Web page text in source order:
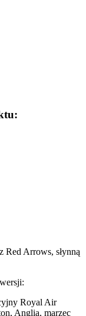
Arrows, słynną
Royal Air
Anglia, marzec